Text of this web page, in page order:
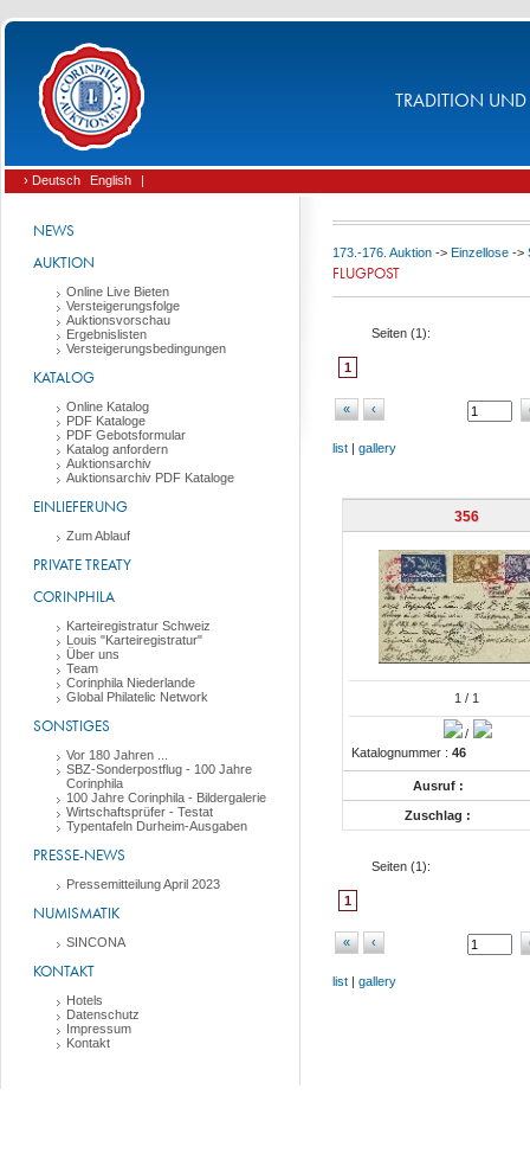
TRADITION UND
› Deutsch English |
NEWS
AUKTION
Online Live Bieten
Versteigerungsfolge
Auktionsvorschau
Ergebnislisten
Versteigerungsbedingungen
KATALOG
Online Katalog
PDF Kataloge
PDF Gebotsformular
Katalog anfordern
Auktionsarchiv
Auktionsarchiv PDF Kataloge
EINLIEFERUNG
Zum Ablauf
PRIVATE TREATY
CORINPHILA
Karteiregistratur Schweiz
Louis "Karteiregistratur"
Über uns
Team
Corinphila Niederlande
Global Philatelic Network
SONSTIGES
Vor 180 Jahren ...
SBZ-Sonderpostflug - 100 Jahre
Corinphila
100 Jahre Corinphila - Bildergalerie
Wirtschaftsprüfer - Testat
Typentafeln Durheim-Ausgaben
PRESSE-NEWS
Pressemitteilung April 2023
NUMISMATIK
SINCONA
KONTAKT
Hotels
Datenschutz
Impressum
Kontakt
173.-176. Auktion -> Einzellose ->
FLUGPOST
Seiten (1):
1
« ‹
list | gallery
356
1 / 1
/
Katalognummer : 46
Ausruf :
Zuschlag :
Seiten (1):
1
« ‹
list | gallery